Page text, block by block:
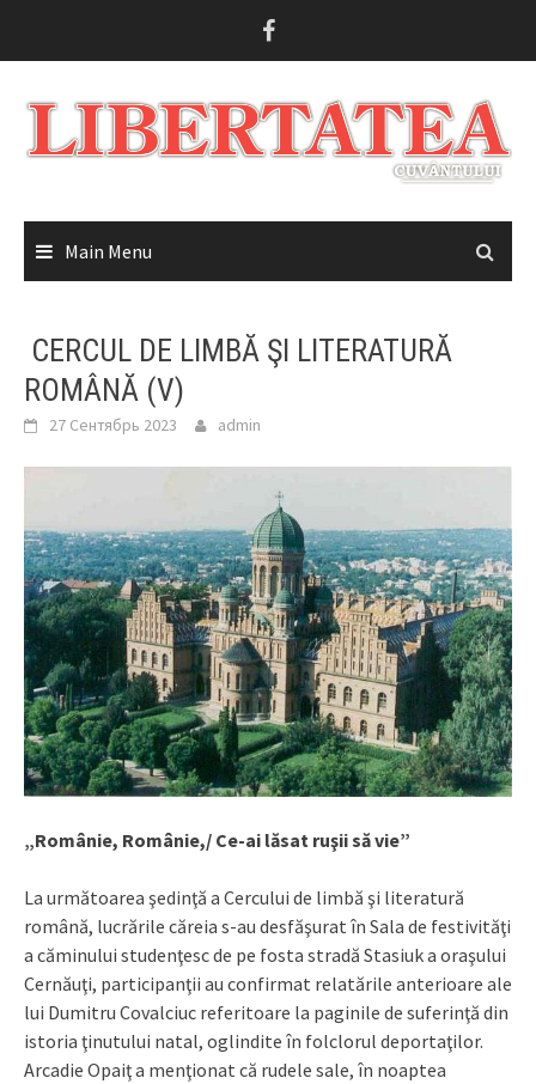
Main Menu
CERCUL DE LIMBĂ ŞI LITERATURĂ
ROMÂNĂ (V)
27 Сентябрь 2023 admin
„Românie, Românie,/ Ce-ai lăsat ruşii să vie”
La următoarea şedinţă a Cercului de limbă şi literatură
română, lucrările căreia s-au desfăşurat în Sala de festivităţi
a căminului studenţesc de pe fosta stradă Stasiuk a oraşului
Cernăuţi, participanţii au confirmat relatările anterioare ale
lui Dumitru Covalciuc referitoare la paginile de suferinţă din
istoria ţinutului natal, oglindite în folclorul deportaţilor.
Arcadie Opaiţ a menţionat că rudele sale, în noaptea